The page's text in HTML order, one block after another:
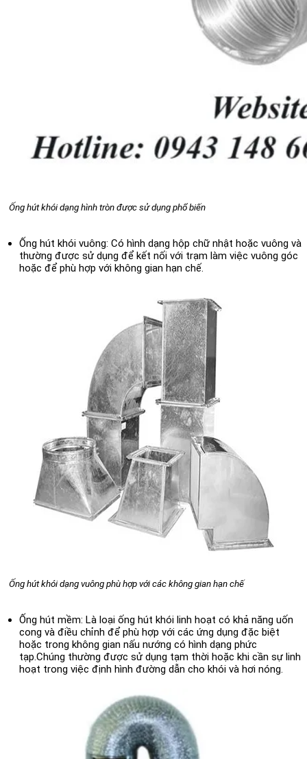
Ống hút khói dạng hình tròn được sử dụng phổ biến
Ống hút khói vuông: Có hình dạng hộp chữ nhật hoặc vuông và
thường được sử dụng để kết nối với trạm làm việc vuông góc
hoặc để phù hợp với không gian hạn chế.
Ống hút khói dạng vuông phù hợp với các không gian hạn chế
Ống hút mềm: Là loại ống hút khói linh hoạt có khả năng uốn
cong và điều chỉnh để phù hợp với các ứng dụng đặc biệt
hoặc trong không gian nấu nướng có hình dạng phức
tạp.Chúng thường được sử dụng tạm thời hoặc khi cần sự linh
hoạt trong việc định hình đường dẫn cho khói và hơi nóng.